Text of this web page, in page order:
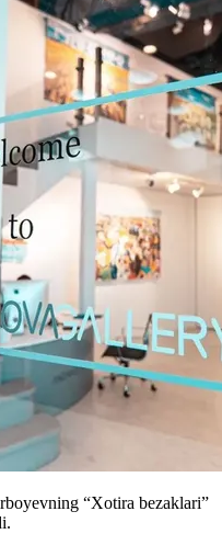
“Xotira bezaklari”